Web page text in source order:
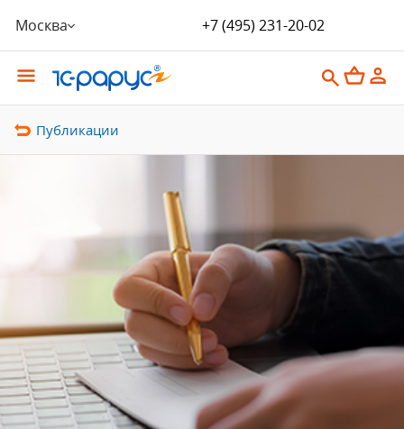
Москва +7 (495) 231-20-02
Публикации